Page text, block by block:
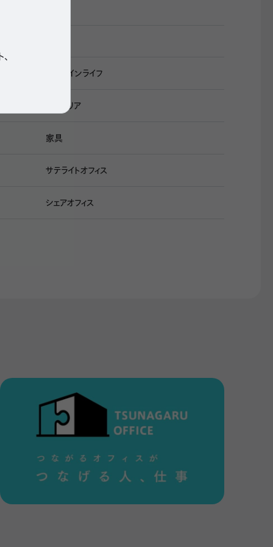
ワークインライフ
インテリア
家具
サテライトオフィス
シェアオフィス